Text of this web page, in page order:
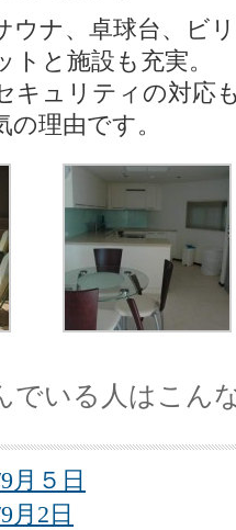
ウナ、卓球台、ビ
と施設も充実。
キュリティの対応
理由です。
でいる人はこん
月５日
月2日